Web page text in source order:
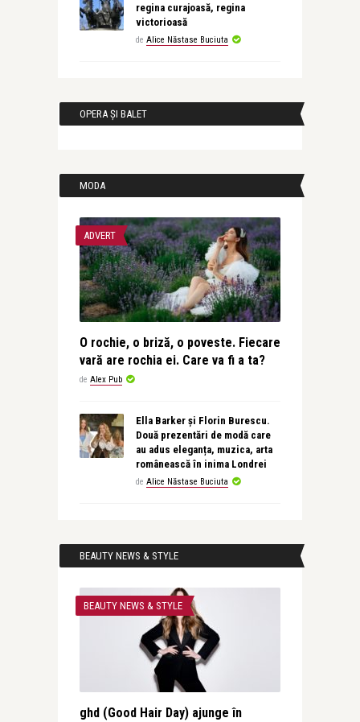
regina curajoasă, regina
victorioasă
de Alice Năstase Buciuta
OPERA ȘI BALET
MODA
ADVERT
O rochie, o briză, o poveste. Fiecare
vară are rochia ei. Care va fi a ta?
de Alex Pub
Ella Barker și Florin Burescu.
Două prezentări de modă care
au adus eleganța, muzica, arta
românească în inima Londrei
de Alice Năstase Buciuta
BEAUTY NEWS & STYLE
BEAUTY NEWS & STYLE
ghd (Good Hair Day) ajunge în